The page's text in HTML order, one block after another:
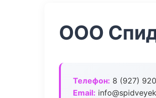
ООО
Телефон: 8 (927)
Email: